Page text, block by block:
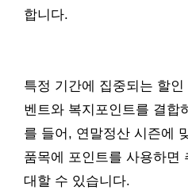
합니다.
특정 기간에 집중되는 할인
벤트와 복지포인트를 결합
를 들어, 연말정산 시즌에
품목에 포인트를 사용하면
대할 수 있습니다.